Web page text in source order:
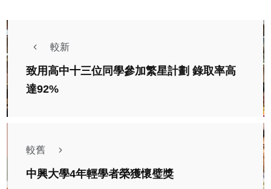
較新
致用高中十三位同學參加繁星計劃 錄取率高
達92%
較舊
中興大學4年輕學者榮獲懷璧獎